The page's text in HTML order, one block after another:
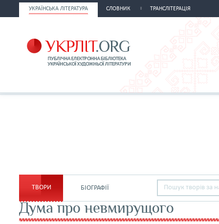
УКРАЇНСЬКА ЛІТЕРАТУРА СЛОВНИК ТРАНСЛІТЕРАЦІЯ
ТВОРИ БІОГРАФІЇ
Дума про невмирущого